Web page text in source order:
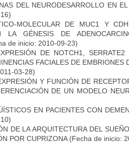
DEL NEURODESARROLLO EN
MOLECULAR DE MUC1 Y
LA GÉNESIS DE
de inicio: 2010-09-23)
DE NOTCH1,
FACIALES DE EMBRIONES
03-28)
Y FUNCIÓN DE
DE UN MODELO
EN PACIENTES CON
DE LA ARQUITECTURA DEL
POR CUPRIZONA(Fecha de inicio: